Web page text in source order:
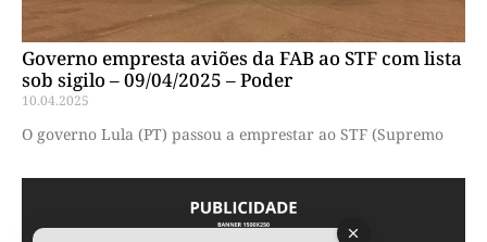
Governo empresta aviões da FAB ao STF com lista
sob sigilo – 09/04/2025 – Poder
10.04.2025
O governo Lula (PT) passou a emprestar ao STF (Supremo